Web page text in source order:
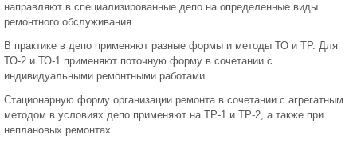
направляют в специализированные депо на определенные виды
ремонтного обслуживания.
В практике в депо применяют разные формы и методы ТО и ТР. Для
ТО-2 и ТО-1 применяют поточную форму в сочетании с
индивидуальными ремонтными работами.
Стационарную форму организации ремонта в сочетании с агрегатным
методом в условиях депо применяют на ТР-1 и ТР-2, а также при
неплановых ремонтах.